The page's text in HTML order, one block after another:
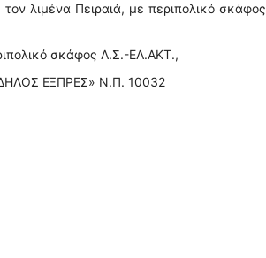
λιμένα Πειραιά, με περιπολικό σκάφος
σκάφος Λ.Σ.-ΕΛ.ΑΚΤ.,
ΕΞΠΡΕΣ» Ν.Π. 10032